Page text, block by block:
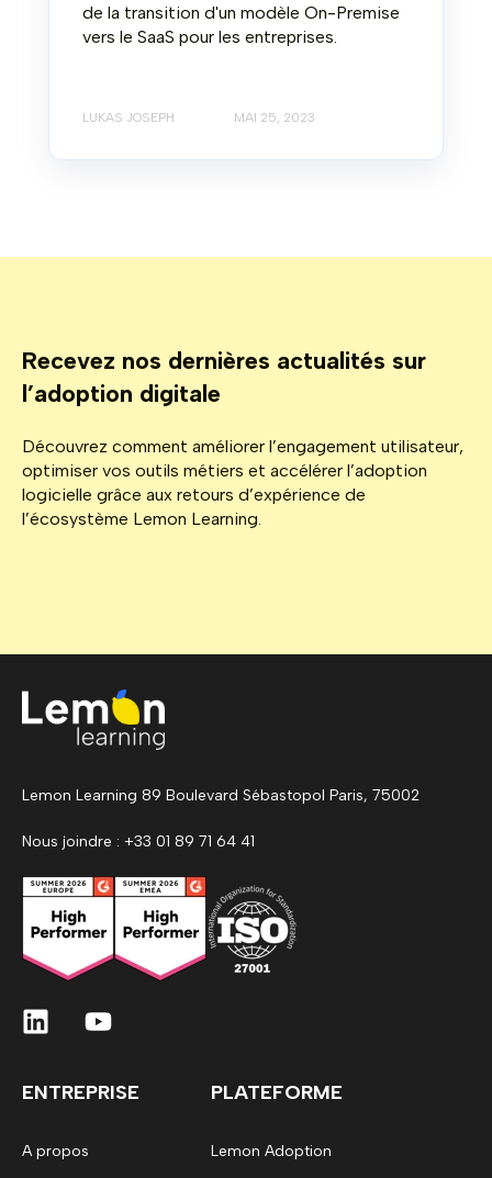
de la transition d'un modèle On-Premise
vers le SaaS pour les entreprises.
LUKAS JOSEPH MAI 25, 2023
Recevez nos dernières actualités sur
l’adoption digitale
Découvrez comment améliorer l’engagement utilisateur,
optimiser vos outils métiers et accélérer l’adoption
logicielle grâce aux retours d’expérience de
l’écosystème Lemon Learning.
Lemon Learning 89 Boulevard Sébastopol Paris, 75002
Nous joindre : +33 01 89 71 64 41
ENTREPRISE
A propos
PLATEFORME
Lemon Adoption